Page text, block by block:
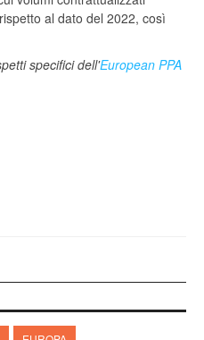
al dato del 2022, così
specifici dell'European PPA